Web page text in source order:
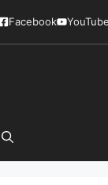
Facebook YouTube